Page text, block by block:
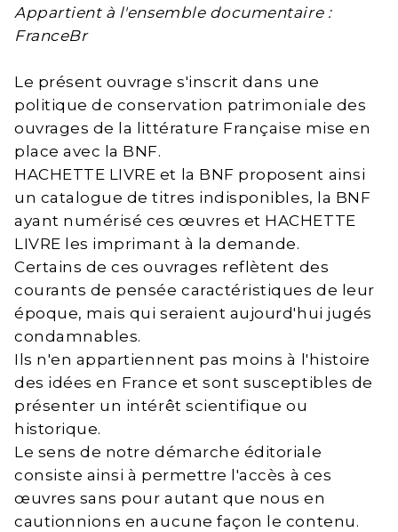
Appartient à l'ensemble documentaire :
FranceBr
Le présent ouvrage s'inscrit dans une
politique de conservation patrimoniale des
ouvrages de la littérature Française mise en
place avec la BNF.
HACHETTE LIVRE et la BNF proposent ainsi
un catalogue de titres indisponibles, la BNF
ayant numérisé ces œuvres et HACHETTE
LIVRE les imprimant à la demande.
Certains de ces ouvrages reflètent des
courants de pensée caractéristiques de leur
époque, mais qui seraient aujourd'hui jugés
condamnables.
Ils n'en appartiennent pas moins à l'histoire
des idées en France et sont susceptibles de
présenter un intérêt scientifique ou
historique.
Le sens de notre démarche éditoriale
consiste ainsi à permettre l'accès à ces
œuvres sans pour autant que nous en
cautionnions en aucune façon le contenu.